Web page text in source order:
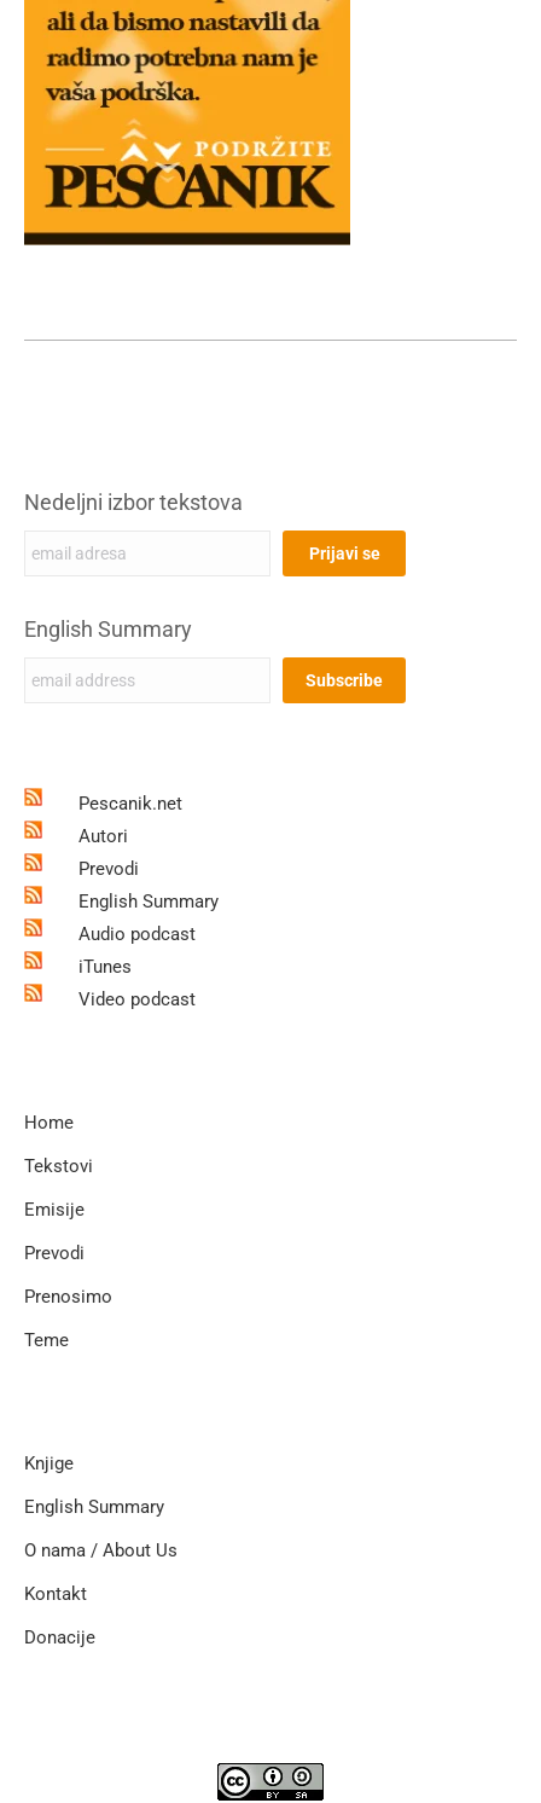
Nedeljni izbor tekstova
English Summary
Pescanik.net
Autori
Prevodi
English Summary
Audio podcast
iTunes
Video podcast
Home
Tekstovi
Emisije
Prevodi
Prenosimo
Teme
Knjige
English Summary
O nama / About Us
Kontakt
Donacije